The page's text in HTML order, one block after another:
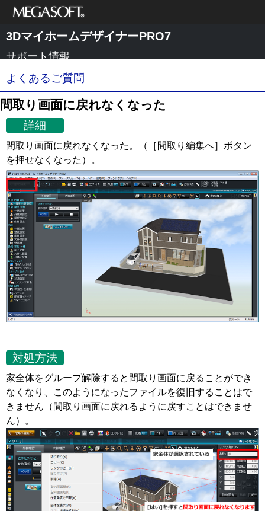
メガソフト株式
会社
3DマイホームデザイナーPRO7
サポート情報
よくあるご質問
間取り画面に戻れなくなった
詳細
間取り画面に戻れなくなった。（［間取り編集へ］ボタン
を押せなくなった）。
対処方法
家全体をグループ解除すると間取り画面に戻ることができ
なくなり、このようになったファイルを復旧することはで
きません（間取り画面に戻れるように戻すことはできませ
ん）。